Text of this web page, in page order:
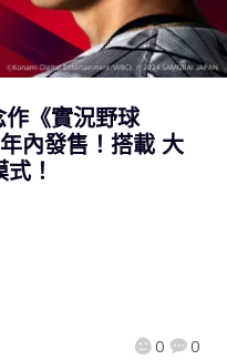
作《實況野球
內發售！搭載 大
！
0 0